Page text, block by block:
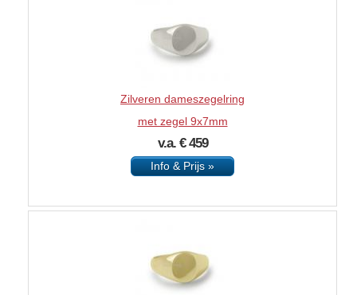
Zilveren dameszegelring
met zegel 9x7mm
v.a. € 459
Info & Prijs »